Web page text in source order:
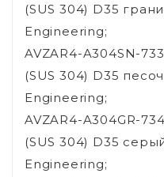
(SUS 304) D35
Engineering;
AVZAR4-A304SN-
(SUS 304) D35
Engineering;
AVZAR4-A304GR-
(SUS 304) D35
Engineering;